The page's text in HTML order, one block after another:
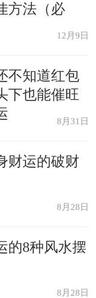
解》
方法（必
12月9日
不知道红包
下也能催旺
8月31日
财运的破财
8月28日
的8种风水摆
8月28日